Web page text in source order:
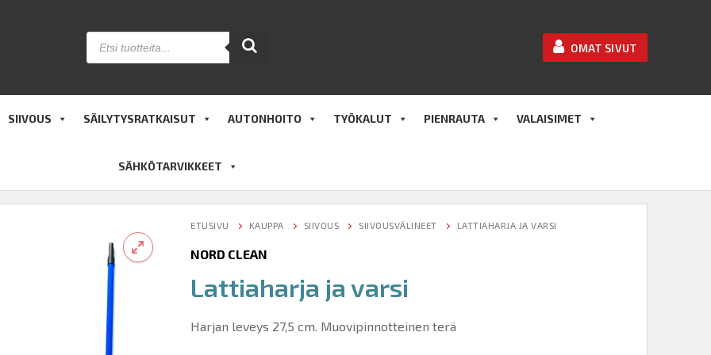
Products
search
OMAT SIVUT
SIIVOUS SÄILYTYSRATKAISUT AUTONHOITO TYÖKALUT PIENRAUTA VALAISIMET
SÄHKÖTARVIKKEET
ETUSIVU KAUPPA SIIVOUS SIIVOUSVÄLINEET LATTIAHARJA JA VARSI
NORD CLEAN
Lattiaharja ja varsi
Harjan leveys 27,5 cm. Muovipinnotteinen terä